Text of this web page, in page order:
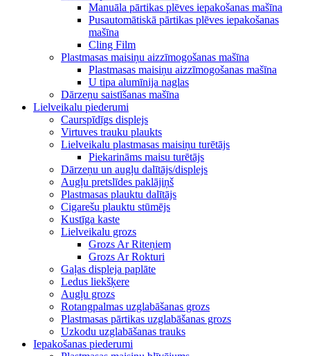
Manuāla pārtikas plēves iepakošanas mašīna
Pusautomātiskā pārtikas plēves iepakošanas
mašīna
Cling Film
Plastmasas maisiņu aizzīmogošanas mašīna
Plastmasas maisiņu aizzīmogošanas mašīna
U tipa alumīnija naglas
Dārzeņu saistīšanas mašīna
Lielveikalu piederumi
Caurspīdīgs displejs
Virtuves trauku plaukts
Lielveikalu plastmasas maisiņu turētājs
Piekarināms maisu turētājs
Dārzeņu un augļu dalītājs/displejs
Augļu pretslīdes paklājiņš
Plastmasas plauktu dalītājs
Cigarešu plauktu stūmējs
Kustīga kaste
Lielveikalu grozs
Grozs Ar Riteņiem
Grozs Ar Rokturi
Gaļas displeja paplāte
Ledus liekšķere
Augļu grozs
Rotangpalmas uzglabāšanas grozs
Plastmasas pārtikas uzglabāšanas grozs
Uzkodu uzglabāšanas trauks
Iepakošanas piederumi